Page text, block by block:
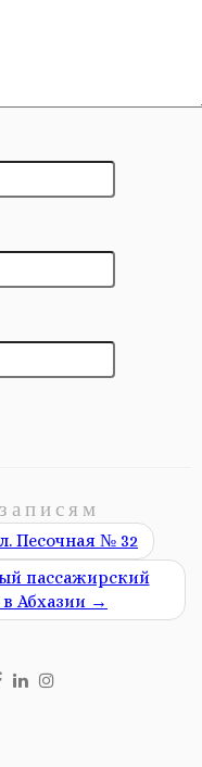
Песочная № 32
пассажирский
Абхазии →